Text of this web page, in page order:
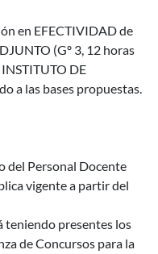
en EFECTIVIDAD de
(Gº 3, 12 horas
DE
a las bases propuestas.
del Personal Docente
vigente a partir del
teniendo presentes los
de Concursos para la